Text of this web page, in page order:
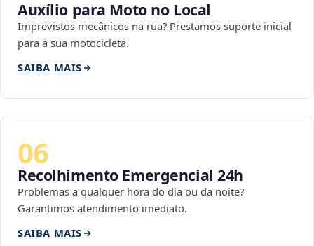
Auxílio para Moto no Local
Imprevistos mecânicos na rua? Prestamos suporte inicial
para a sua motocicleta.
SAIBA MAIS
06
Recolhimento Emergencial 24h
Problemas a qualquer hora do dia ou da noite?
Garantimos atendimento imediato.
SAIBA MAIS